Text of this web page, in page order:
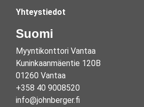
Yhteystiedot
Suomi
Myyntikonttori Vantaa
Kuninkaanmäentie 120B
01260 Vantaa
+358 40 9008520
info@johnberger.fi